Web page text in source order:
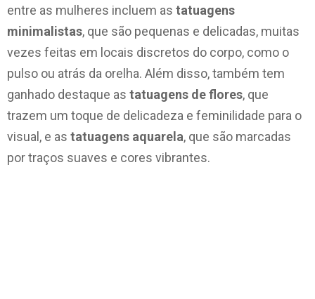
entre as mulheres incluem as tatuagens
minimalistas, que são pequenas e delicadas, muitas
vezes feitas em locais discretos do corpo, como o
pulso ou atrás da orelha. Além disso, também tem
ganhado destaque as tatuagens de flores, que
trazem um toque de delicadeza e feminilidade para o
visual, e as tatuagens aquarela, que são marcadas
por traços suaves e cores vibrantes.